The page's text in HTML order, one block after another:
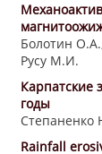
Болотин
Русу М.И.
Карпатские
годы
Rainfall